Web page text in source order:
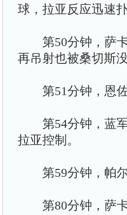
球，拉亚反应迅速
第50分钟，萨卡
再吊射也被桑切斯没
第51分钟，恩佐
第54分钟，蓝军
拉亚控制。
第59分钟，帕尔
第80分钟，萨卡